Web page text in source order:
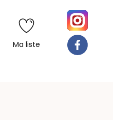
Ma liste